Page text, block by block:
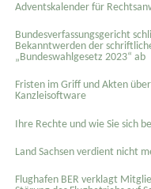
Adventskalender für
Bundesverfassungsgericht
Bekanntwerden der
„Bundeswahlgesetz 2023“ ab
Fristen im Griff und Akten
Kanzleisoftware
Ihre Rechte und wie Sie sich
Land Sachsen verdient nicht
Flughafen BER verklagt